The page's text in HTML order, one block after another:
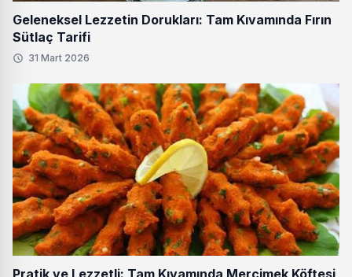
Geleneksel Lezzetin Dorukları: Tam Kıvamında Fırın
Sütlaç Tarifi
31 Mart 2026